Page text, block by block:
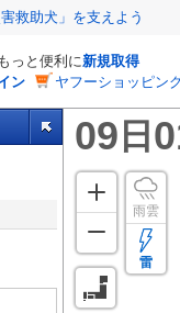
救助犬」を支えよう
っと便利に新規取得
ン
ヤフーショッピン
雨雲
雷
09 日